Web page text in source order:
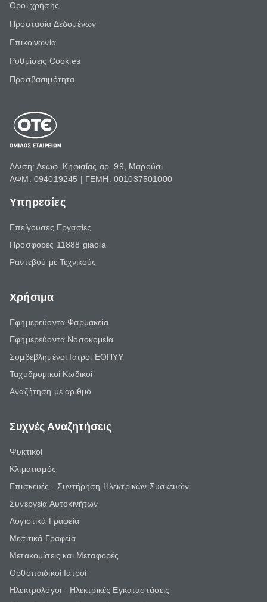
Όροι χρήσης
Προστασία Δεδομένων
Επικοινωνία
Ρυθμίσεις Cookies
Προσβασιμότητα
Δ/νση: Λεωφ. Κηφισίας αρ. 99, Μαρούσι
ΑΦΜ: 094019245 | ΓΕΜΗ: 001037501000
Υπηρεσίες
Επείγουσες Εργασίες
Προσφορές 11888 giaola
Ραντεβού με Τεχνικούς
Χρήσιμα
Εφημερεύοντα Φαρμακεία
Εφημερεύοντα Νοσοκομεία
Συμβεβλημένοι Ιατροί ΕΟΠΥΥ
Ταχυδρομικοί Κωδικοί
Αναζήτηση με αριθμό
Συχνές Αναζητήσεις
Ψυκτικοί
Κλιματισμός
Επισκευές - Συντήρηση Ηλεκτρικών Συσκευών
Συνεργεία Αυτοκινήτων
Λογιστικά Γραφεία
Μεσιτικά Γραφεία
Μετακομίσεις και Μεταφορές
Ορθοπαιδικοί Ιατροί
Ηλεκτρολόγοι - Ηλεκτρικές Εγκαταστάσεις